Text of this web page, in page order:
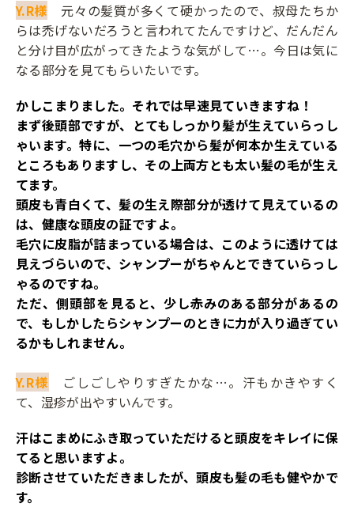
Y.R様 元々の髪質が多くて硬かったので、叔母たちか
らは禿げないだろうと言われてたんですけど、だんだん
と分け目が広がってきたような気がして…。今日は気に
なる部分を見てもらいたいです。
――かしこまりました。それでは早速見ていきますね！
まず後頭部ですが、とてもしっかり髪が生えていらっし
ゃいます。特に、一つの毛穴から髪が何本か生えている
ところもありますし、その上両方とも太い髪の毛が生え
てます。
頭皮も青白くて、髪の生え際部分が透けて見えているの
は、健康な頭皮の証ですよ。
毛穴に皮脂が詰まっている場合は、このように透けては
見えづらいので、シャンプーがちゃんとできていらっし
ゃるのですね。
ただ、側頭部を見ると、少し赤みのある部分があるの
で、もしかしたらシャンプーのときに力が入り過ぎてい
るかもしれません。
Y.R様 ごしごしやりすぎたかな…。汗もかきやすく
て、湿疹が出やすいんです。
――汗はこまめにふき取っていただけると頭皮をキレイに保
てると思いますよ。
診断させていただきましたが、頭皮も髪の毛も健やかで
す。